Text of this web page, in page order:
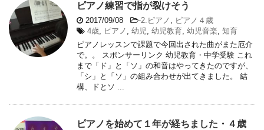
ピアノ練習で指が裂けそう
2017/09/08 -2.ピアノ , ピアノ４歳
4歳, ピアノ , 幼児, 幼児教育, 幼児音楽, 知育
ピアノレッスンで課題で今回出された曲がまた厄介
で。。 スポンサーリンク 幼児教育・中学受験 これ
まで「ド」と「ソ」の和音はやってきたのですが、
「シ」と「ソ」の組み合わせが出てきました。 結
構、ドとソ ...
ピアノを始めて１年が経ちました・４歳